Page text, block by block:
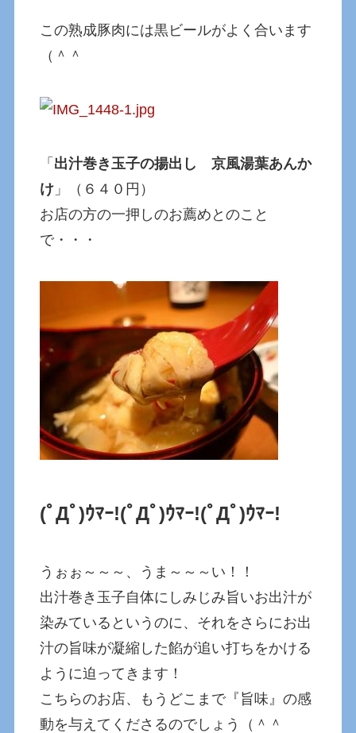
この熟成豚肉には黒ビールがよく合います
（＾＾
「 出汁巻き玉子の揚出し 京風湯葉あんか
け 」（６４０円）
お店の方の一押しのお薦めとのこと
で・・・
(ﾟДﾟ)ｳﾏｰ!(ﾟДﾟ)ｳﾏｰ!(ﾟДﾟ)ｳﾏｰ!
うぉぉ～～～、うま～～～い！！
出汁巻き玉子自体にしみじみ旨いお出汁が
染みているというのに、それをさらにお出
汁の旨味が凝縮した餡が追い打ちをかける
ように迫ってきます！
こちらのお店、もうどこまで『旨味』の感
動を与えてくださるのでしょう（＾＾